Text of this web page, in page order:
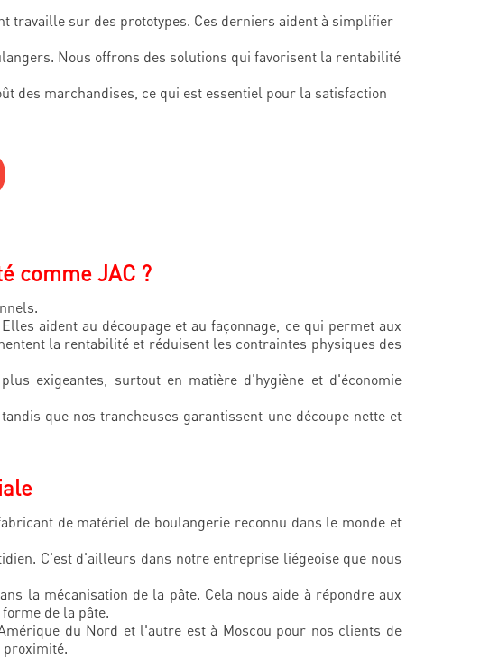
travaille sur des prototypes. Ces derniers aident à simplifier
Nous offrons des solutions qui favorisent la rentabilité
des marchandises, ce qui est essentiel pour la satisfaction
comme JAC ?
aident au découpage et au façonnage, ce qui permet aux
la rentabilité et réduisent les contraintes physiques des
exigeantes, surtout en matière d'hygiène et d'économie
que nos trancheuses garantissent une découpe nette et
de matériel de boulangerie reconnu dans le monde et
C'est d'ailleurs dans notre entreprise liégeoise que nous
la mécanisation de la pâte. Cela nous aide à répondre aux
de la pâte.
du Nord et l'autre est à Moscou pour nos clients de
proximité.